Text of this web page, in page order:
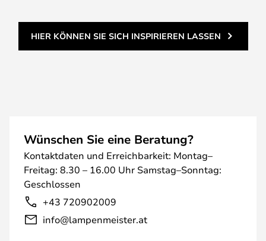
HIER KÖNNEN SIE SICH INSPIRIEREN LASSEN
Wünschen Sie eine Beratung?
Kontaktdaten und Erreichbarkeit: Montag–
Freitag: 8.30 – 16.00 Uhr Samstag–Sonntag:
Geschlossen
+43 720902009
info@lampenmeister.at